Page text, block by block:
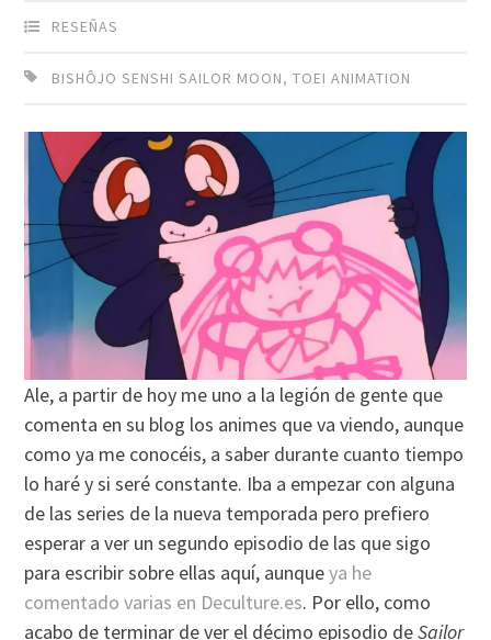
RESEÑAS
BISHÔJO SENSHI SAILOR MOON,TOEI ANIMATION
Ale, a partir de hoy me uno a la legión de gente que
comenta en su blog los animes que va viendo, aunque
como ya me conocéis, a saber durante cuanto tiempo
lo haré y si seré constante. Iba a empezar con alguna
de las series de la nueva temporada pero prefiero
esperar a ver un segundo episodio de las que sigo
para escribir sobre ellas aquí, aunqueya he
comentado varias en Deculture.es. Por ello, como
acabo de terminar de ver el décimo episodio deSailor